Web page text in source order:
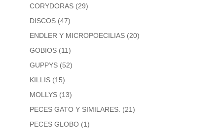
CORYDORAS (29)
DISCOS (47)
ENDLER Y MICROPOECILIAS (20)
GOBIOS (11)
GUPPYS (52)
KILLIS (15)
MOLLYS (13)
PECES GATO Y SIMILARES. (21)
PECES GLOBO (1)